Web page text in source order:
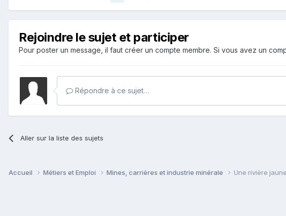
Rejoindre le sujet et participer
Pour poster un message, il faut créer un compte membre. Si vous avez un
Répondre à ce sujet…
Aller sur la liste des sujets
Accueil Métiers et Emploi Mines, carrières et industrie minérale Une rivière